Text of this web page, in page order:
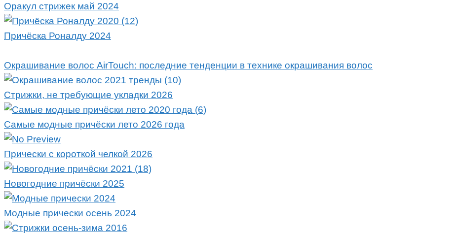
Оракул стрижек май 2024
Причёска Роналду 2024
Окрашивание волос AirTouch: последние тенденции в технике окрашивания волос
Стрижки, не требующие укладки 2026
Самые модные причёски лето 2026 года
Прически с короткой челкой 2026
Новогодние причёски 2025
Модные прически осень 2024